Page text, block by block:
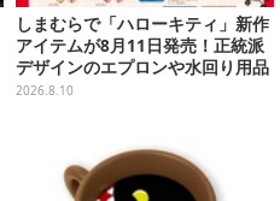
しまむらで「ハローキティ」新作
アイテムが8月11日発売！正統派
デザインのエプロンや水回り用品
など
2026.8.10